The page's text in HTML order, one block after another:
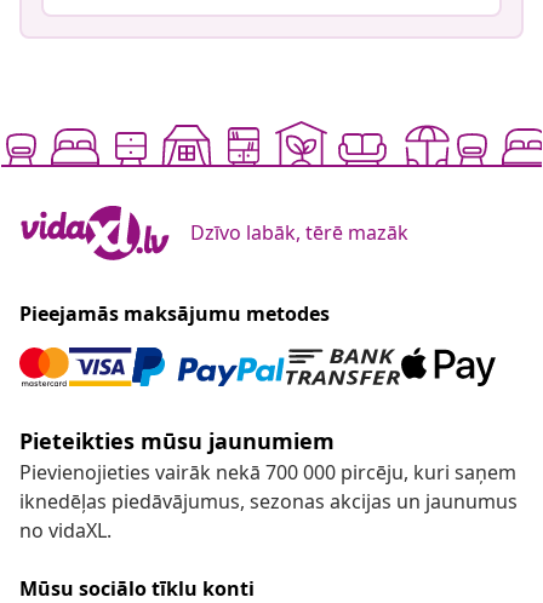
Dzīvo labāk, tērē mazāk
Pieejamās maksājumu metodes
Pieteikties mūsu jaunumiem
Pievienojieties vairāk nekā 700 000 pircēju, kuri saņem
iknedēļas piedāvājumus, sezonas akcijas un jaunumus
no vidaXL.
Mūsu sociālo tīklu konti